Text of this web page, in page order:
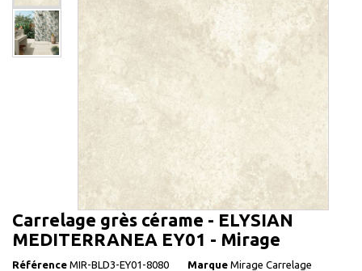
Carrelage grès cérame - ELYSIAN
MEDITERRANEA EY01 - Mirage
Référence MIR-BLD3-EY01-8080 Marque Mirage Carrelage